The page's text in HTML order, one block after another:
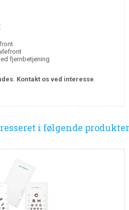
fjernbetjening
Kontakt os ved interesse.
i følgende produkter